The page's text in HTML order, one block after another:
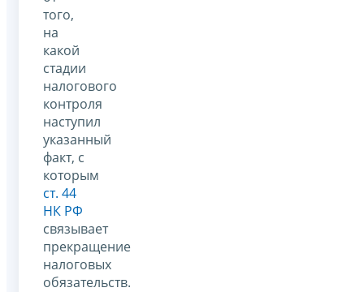
того,
на
какой
стадии
налогового
контроля
наступил
указанный
факт, с
которым
ст. 44
НК РФ
связывает
прекращение
налоговых
обязательств.